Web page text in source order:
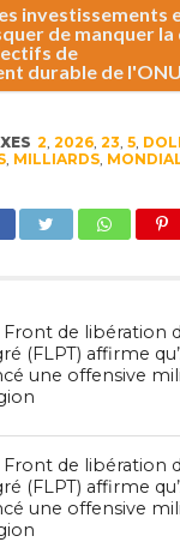
investissements
de manquer la
de
durable de
2 2026, 23 5,
, MILLIARDS,
Front de libération
(FLPT) affirme
une offensive
Front de libération
(FLPT) affirme
une offensive